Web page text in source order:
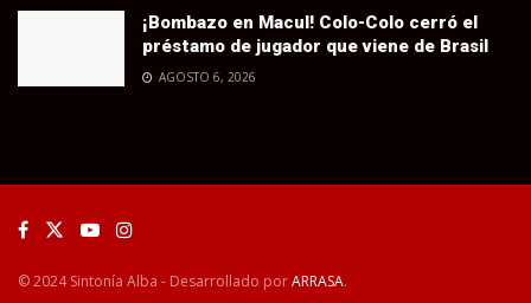
¡Bombazo en Macul! Colo-Colo cerró el
préstamo de jugador que viene de Brasil
AGOSTO 6, 2026
© 2024 Sintonía Alba - Desarrollado porARRASA.